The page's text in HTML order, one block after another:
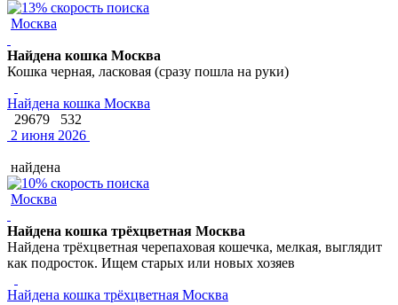
Москва
Найдена кошка Москва
Кошка черная, ласковая (сразу пошла на руки)
Найдена кошка Москва
29679
532
2 июня 2026
найдена
Москва
Найдена кошка трёхцветная Москва
Найдена трёхцветная черепаховая кошечка, мелкая, выглядит
как подросток. Ищем старых или новых хозяев
Найдена кошка трёхцветная Москва